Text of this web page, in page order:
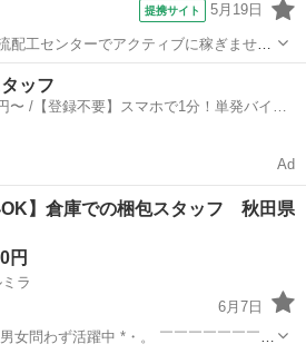
提携サイト 5月19日
工センターでアクティブに稼ぎません
してみてください♪ ◎はたらきや
ッフ
〜 /【登録不要】スマホで1分！単発バイト
Ad
OK】倉庫での梱包スタッフ 秋田県
円
ミラ
6月7日